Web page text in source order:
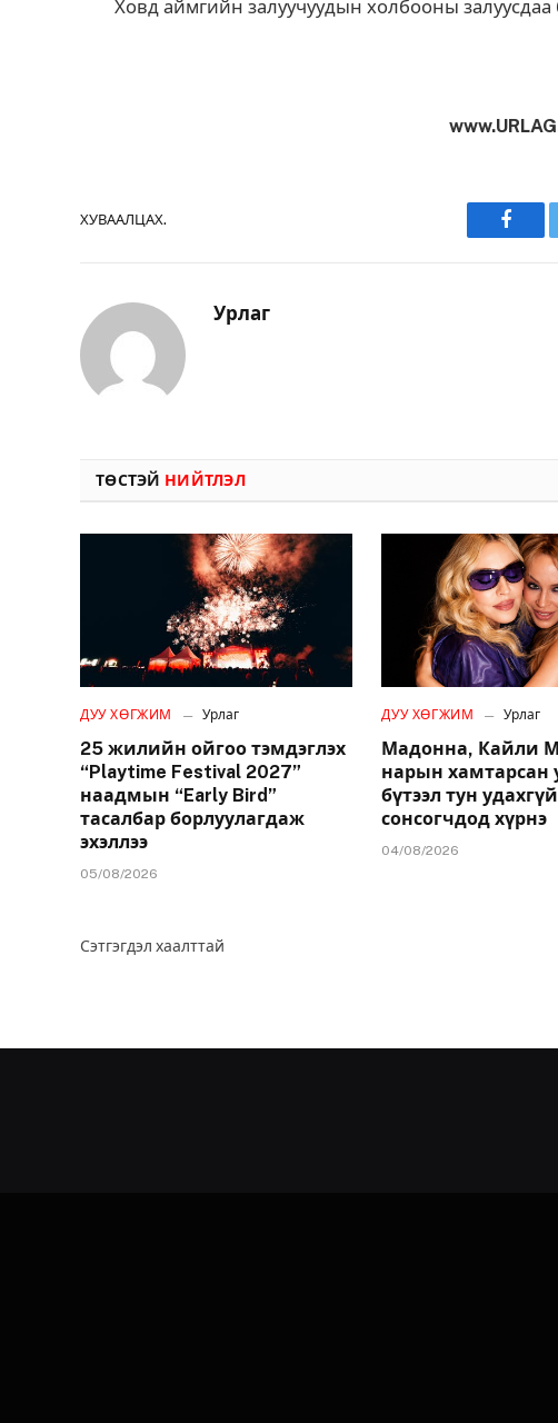
Ховд аймгийн залуучуудын холбооны залуусдаа
ХУВААЛЦАХ.
Урлаг
ТӨСТЭЙ НИЙТЛЭЛ
ДУУ ХӨГЖИМ Урлаг
25 жилийн ойгоо тэмдэглэх
“Playtime Festival 2027”
наадмын “Early Bird”
тасалбар борлуулагдаж
эхэллээ
05/08/2026
ДУУ ХӨГЖИМ Урлаг
Мадонна, Кайли
нарын хамтарсан
бүтээл тун удахгүй
сонсогчдод хүрнэ
04/08/2026
Сэтгэгдэл хаалттай